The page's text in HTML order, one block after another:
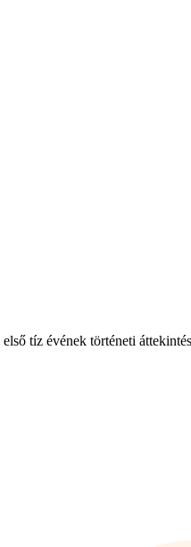
tíz évének történeti